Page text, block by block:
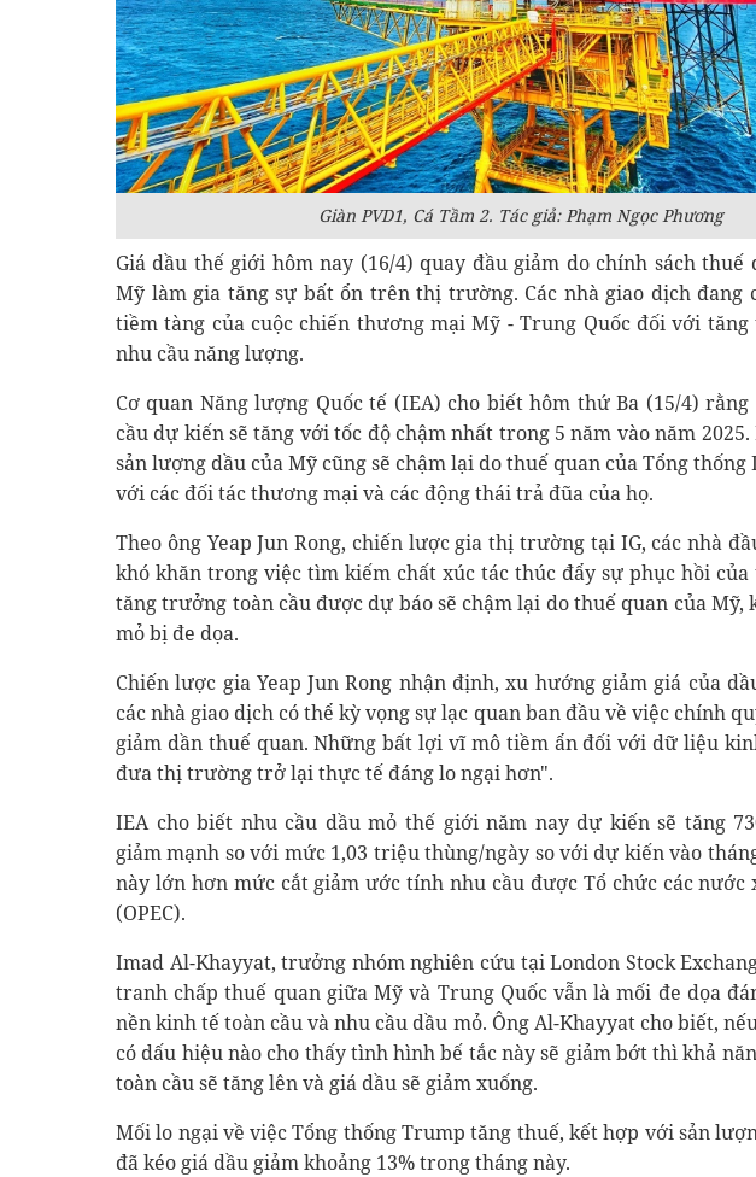
Giàn PVD1, Cá Tầm 2. Tác giả: Phạm Ngọc Phương
Giá dầu thế giới hôm nay (16/4) quay đầu giảm do chính sách thuế
Mỹ làm gia tăng sự bất ổn trên thị trường. Các nhà giao dịch đang
tiềm tàng của cuộc chiến thương mại Mỹ - Trung Quốc đối với
nhu cầu năng lượng.
Cơ quan Năng lượng Quốc tế (IEA) cho biết hôm thứ Ba (15/4)
cầu dự kiến sẽ tăng với tốc độ chậm nhất trong 5 năm vào năm
sản lượng dầu của Mỹ cũng sẽ chậm lại do thuế quan của Tổng
với các đối tác thương mại và các động thái trả đũa của họ.
Theo ông Yeap Jun Rong, chiến lược gia thị trường tại IG, các nhà
khó khăn trong việc tìm kiếm chất xúc tác thúc đẩy sự phục hồi
tăng trưởng toàn cầu được dự báo sẽ chậm lại do thuế quan của Mỹ,
mỏ bị đe dọa.
Chiến lược gia Yeap Jun Rong nhận định, xu hướng giảm giá của
các nhà giao dịch có thể kỳ vọng sự lạc quan ban đầu về việc chính
giảm dần thuế quan. Những bất lợi vĩ mô tiềm ẩn đối với dữ liệu
đưa thị trường trở lại thực tế đáng lo ngại hơn".
IEA cho biết nhu cầu dầu mỏ thế giới năm nay dự kiến sẽ tăng
giảm mạnh so với mức 1,03 triệu thùng/ngày so với dự kiến vào
này lớn hơn mức cắt giảm ước tính nhu cầu được Tổ chức các nước
(OPEC).
Imad Al-Khayyat, trưởng nhóm nghiên cứu tại London Stock
tranh chấp thuế quan giữa Mỹ và Trung Quốc vẫn là mối đe dọa
nền kinh tế toàn cầu và nhu cầu dầu mỏ. Ông Al-Khayyat cho biết,
có dấu hiệu nào cho thấy tình hình bế tắc này sẽ giảm bớt thì khả
toàn cầu sẽ tăng lên và giá dầu sẽ giảm xuống.
Mối lo ngại về việc Tổng thống Trump tăng thuế, kết hợp với sản
đã kéo giá dầu giảm khoảng 13% trong tháng này.